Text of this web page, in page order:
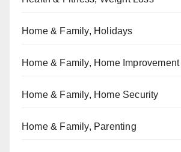
Home & Family, Holidays
Home & Family, Home Improvement
Home & Family, Home Security
Home & Family, Parenting